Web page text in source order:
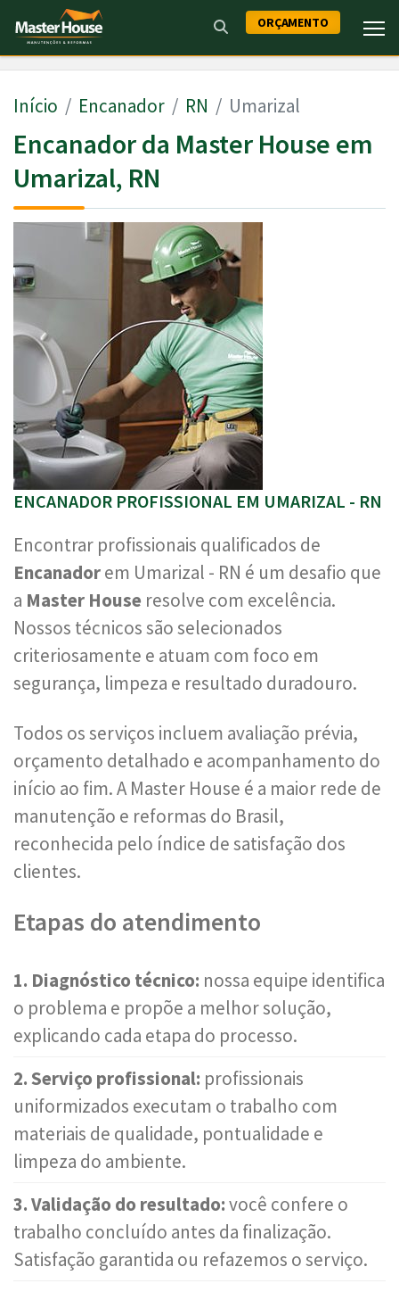
ORÇAMENTO
Início Encanador RN Umarizal
Encanador da Master House em
Umarizal, RN
ENCANADOR PROFISSIONAL EM UMARIZAL - RN
Encontrar profissionais qualificados de
Encanadorem Umarizal - RN é um desafio que
a Master House resolve com excelência.
Nossos técnicos são selecionados
criteriosamente e atuam com foco em
segurança, limpeza e resultado duradouro.
Todos os serviços incluem avaliação prévia,
orçamento detalhado e acompanhamento do
início ao fim. A Master House é a maior rede de
manutenção e reformas do Brasil,
reconhecida pelo índice de satisfação dos
clientes.
Etapas do atendimento
1. Diagnóstico técnico: nossa equipe identifica
o problema e propõe a melhor solução,
explicando cada etapa do processo.
2. Serviço profissional: profissionais
uniformizados executam o trabalho com
materiais de qualidade, pontualidade e
limpeza do ambiente.
3. Validação do resultado:você confere o
trabalho concluído antes da finalização.
Satisfação garantida ou refazemos o serviço.